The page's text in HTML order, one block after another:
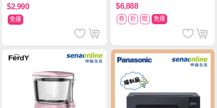
$2,990
免運
$6,888
券 折 贈 免運